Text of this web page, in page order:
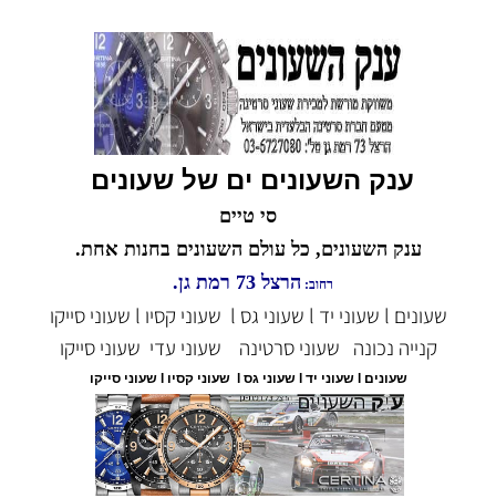
ענק השעונים ים של שעונים
סי טיים
ענק השעונים, כל עולם השעונים בחנות אחת.
רחוב: הרצל 73 רמת גן.
שעונים l שעוני יד l שעוני גס l שעוני קסיו l שעוני סייקו
קנייה נכונה שעוני סרטינה שעוני עדי שעוני סייקו
שעונים l שעוני יד l שעוני גס l שעוני קסיו l שעוני סייקו